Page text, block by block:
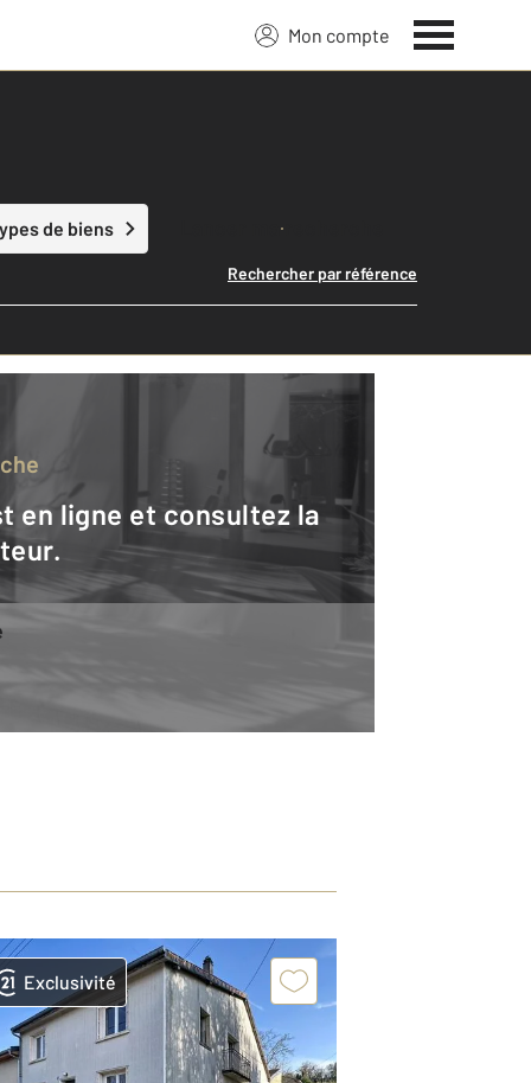
Mon compte
de biens Lancer ma recherche
Rechercher par référence
Exclusivité